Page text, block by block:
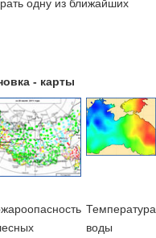
одну из ближайших
- карты
Температура
воды